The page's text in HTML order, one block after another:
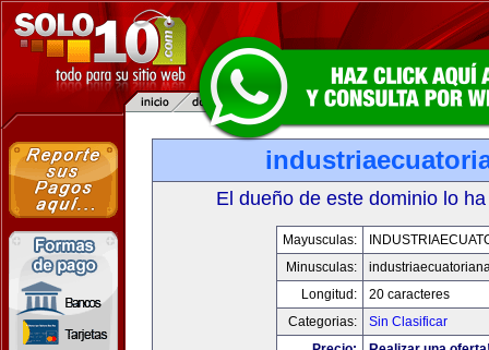
El dueño de este dominio lo
Mayusculas:
Minusculas:
Longitud:
20 caracteres
Categorias:
Sin Clasificar